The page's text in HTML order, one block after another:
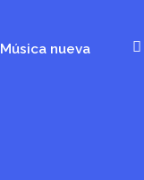
Música nueva